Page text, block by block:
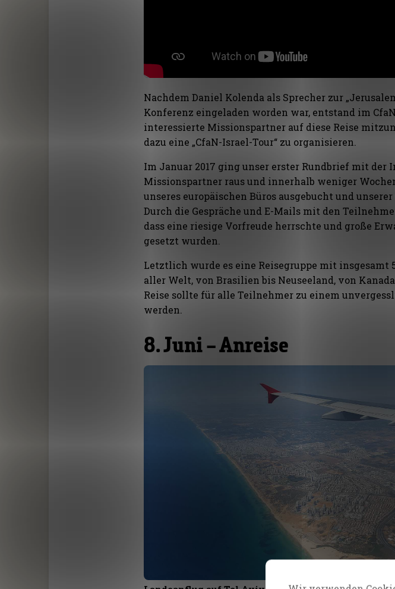
Nachdem Daniel Kolenda als Sprecher zur
Konferenz eingeladen worden war, entstand im
interessierte Missionspartner auf diese Reise
dazu eine „CfaN-Israel-Tour“ zu organisieren.
Im Januar 2017 ging unser erster Rundbrief mit der
Missionspartner raus und innerhalb weniger
unseres europäischen Büros ausgebucht und
Durch die Gespräche und E-Mails mit den
dass eine riesige Vorfreude herrschte und große
gesetzt wurden.
Letztlich wurde es eine Reisegruppe mit insgesamt
aller Welt, von Brasilien bis Neuseeland, von
Reise sollte für alle Teilnehmer zu einem
werden.
8. Juni – Anreise